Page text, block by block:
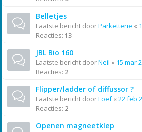
Belletjes
Laatste bericht doorParketterie «
Reacties: 13
JBL Bio 160
Laatste bericht doorNeil « 15 mar
Reacties: 2
Flipper/ladder of diffussor ?
Laatste bericht doorLoef« 22 feb
Reacties: 2
Openen magneetklep